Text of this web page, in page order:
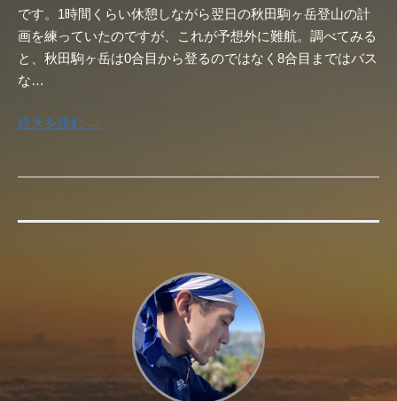
です。1時間くらい休憩しながら翌日の秋田駒ヶ岳登山の計
画を練っていたのですが、これが予想外に難航。調べてみる
と、秋田駒ヶ岳は0合目から登るのではなく8合目まではバス
な…
続きを読む →